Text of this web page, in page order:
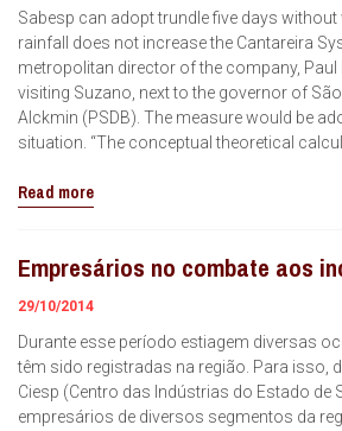
Sabesp can adopt trundle five days without
rainfall does not increase the Cantareira
metropolitan director of the company,
visiting Suzano, next to the governor of
Alckmin (PSDB). The measure would be
situation. “The conceptual theoretical
Read more
Empresários no combate aos
29/10/2014
Durante esse período estiagem diversas
têm sido registradas na região. Para isso,
Ciesp (Centro das Indústrias do Estado de
empresários de diversos segmentos da